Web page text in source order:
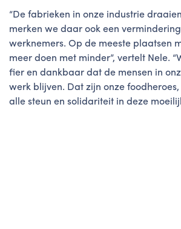
“De fabrieken in onze industrie
merken we daar ook een
werknemers. Op de meeste plaatsen
meer doen met minder”, vertelt Nele.
fier en dankbaar dat de mensen in
werk blijven. Dat zijn onze
alle steun en solidariteit in deze